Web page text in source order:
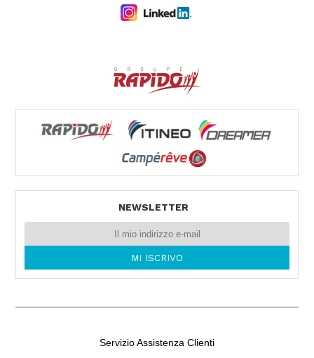
BELTRANI CARAVAN MARKET SRL
Tel. 0039051943327
VEMACAR
Via Ammiraglio Persano 29
90142 PALERMO -
NEWSLETTER
Servizio Assistenza Clienti